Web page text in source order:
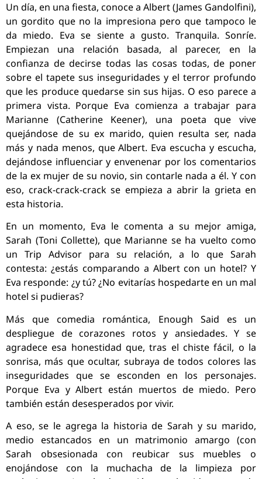
Un día, en una fiesta, conoce a Albert (James Gandolfini),
un gordito que no la impresiona pero que tampoco le
da miedo. Eva se siente a gusto. Tranquila. Sonríe.
Empiezan una relación basada, al parecer, en la
confianza de decirse todas las cosas todas, de poner
sobre el tapete sus inseguridades y el terror profundo
que les produce quedarse sin sus hijas. O eso parece a
primera vista. Porque Eva comienza a trabajar para
Marianne (Catherine Keener), una poeta que vive
quejándose de su ex marido, quien resulta ser, nada
más y nada menos, que Albert. Eva escucha y escucha,
dejándose influenciar y envenenar por los comentarios
de la ex mujer de su novio, sin contarle nada a él. Y con
eso, crack-crack-crack se empieza a abrir la grieta en
esta historia.
En un momento, Eva le comenta a su mejor amiga,
Sarah (Toni Collette), que Marianne se ha vuelto como
un Trip Advisor para su relación, a lo que Sarah
contesta: ¿estás comparando a Albert con un hotel? Y
Eva responde: ¿y tú? ¿No evitarías hospedarte en un mal
hotel si pudieras?
Más que comedia romántica, Enough Said es un
despliegue de corazones rotos y ansiedades. Y se
agradece esa honestidad que, tras el chiste fácil, o la
sonrisa, más que ocultar, subraya de todos colores las
inseguridades que se esconden en los personajes.
Porque Eva y Albert están muertos de miedo. Pero
también están desesperados por vivir.
A eso, se le agrega la historia de Sarah y su marido,
medio estancados en un matrimonio amargo (con
Sarah obsesionada con reubicar sus muebles o
enojándose con la muchacha de la limpieza por